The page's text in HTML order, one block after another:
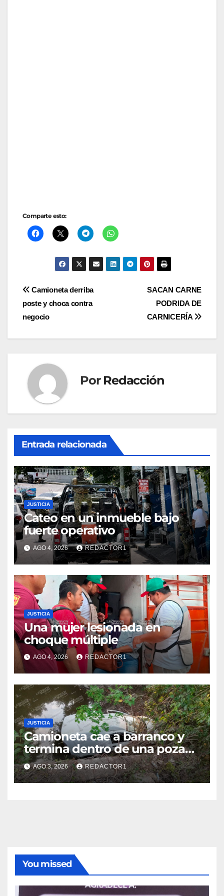
Comparte esto:
Navegación
de
entradas
SACAN CARNE
PODRIDA DE
CARNICERÍA
Camioneta derriba
poste y choca contra
negocio
Por Redacción
Entrada relacionada
JUSTICIA
Cateo en un inmueble bajo
fuerte operativo
AGO 4, 2026 REDACTOR1
JUSTICIA
Una mujer lesionada en
choque múltiple
AGO 4, 2026 REDACTOR1
JUSTICIA
Camioneta cae a barranco y
termina dentro de una poza
en Coatzintla; conductor sale
con golpes leves
AGO 3, 2026 REDACTOR1
You missed